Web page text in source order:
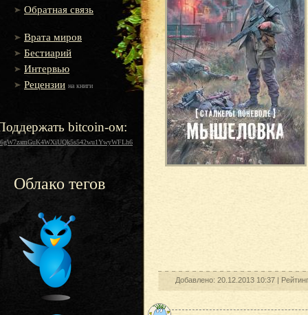
Обратная связь
Врата миров
Бестиарий
Интервью
Рецензии на книги
bitcoin-ом:
Облако тегов
Добавлено: 20.12.2013 10:37 |